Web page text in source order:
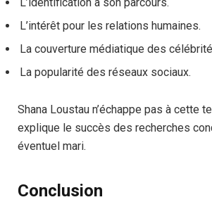
L’intérêt pour les relations humaines.
La couverture médiatique des
La popularité des réseaux sociaux.
Shana Loustau n’échappe pas à cette
explique le succès des recherches
éventuel mari.
Conclusion